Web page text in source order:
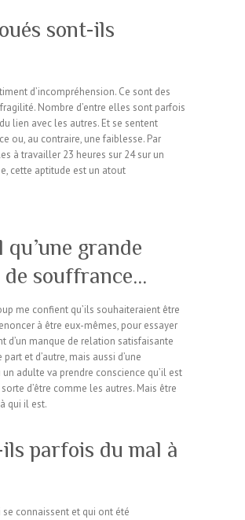
sont-ils
d’incompréhension. Ce sont des
Nombre d’entre elles sont parfois
lien avec les autres. Et se sentent
ou, au contraire, une faiblesse. Par
à travailler 23 heures sur 24 sur un
cette aptitude est un atout
grande
de souffrance…
me confient qu’ils souhaiteraient être
à être eux-mêmes, pour essayer
d’un manque de relation satisfaisante
et d’autre, mais aussi d’une
adulte va prendre conscience qu’il est
d’être comme les autres. Mais être
qui il est.
parfois du mal à
connaissent et qui ont été